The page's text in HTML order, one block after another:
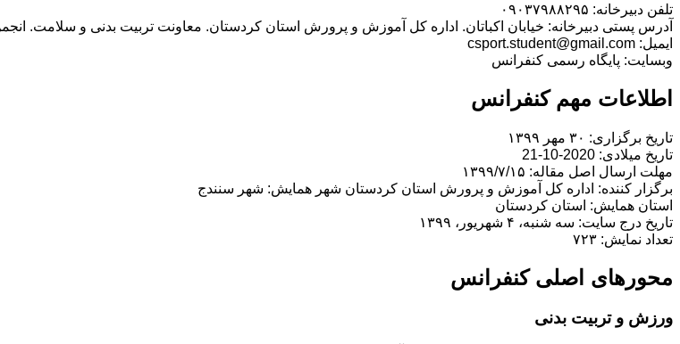
تلفن دبیرخانه: ۰۹۰۳۷۹۸۸۲۹۵
آدرس پستی دبیرخانه: خیابان اکباتان. اداره کل آموزش و پرورش استان کردستان. معاونت تربیت بدنی و سلامت.
ایمیل: csport.student@gmail.com
وبسایت: پایگاه رسمی کنفرانس
اطلاعات مهم کنفرانس
تاریخ برگزاری: ۳۰ مهر ۱۳۹۹
تاریخ میلادی: 2020-10-21
مهلت ارسال اصل مقاله: ۱۳۹۹/۷/۱۵
برگزار کننده: اداره کل آموزش و پرورش استان کردستان شهر همایش: شهر سنندج
استان همایش: استان کردستان
تاریخ درج سایت: سه شنبه، ۴ شهریور، ۱۳۹۹
تعداد نمایش: ۷۲۳
محورهای اصلی کنفرانس
ورزش و تربیت بدنی